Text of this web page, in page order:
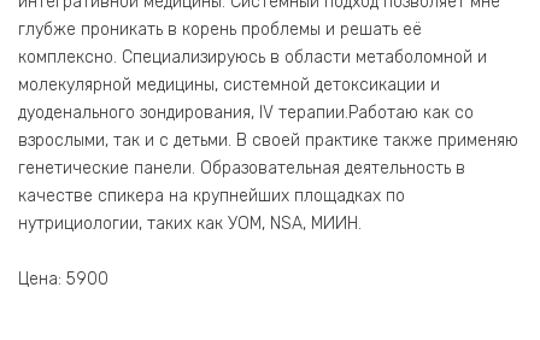
глубже проникать в корень проблемы и решать её
комплексно. Специализируюсь в области метаболомной и
молекулярной медицины, системной детоксикации и
дуоденального зондирования, IV терапии.Работаю как со
взрослыми, так и с детьми. В своей практике также применяю
генетические панели. Образовательная деятельность в
качестве спикера на крупнейших площадках по
нутрициологии, таких как УОМ, NSA, МИИН.
Цена: 5900